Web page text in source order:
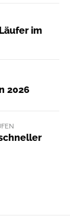
im
2026